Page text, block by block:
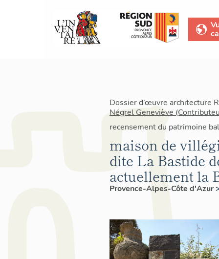
Dossier d’œuvre architecture
Négrel Geneviève
recensement du patrimoine
maison de
dite La Bastide
actuellement la
Provence-Alpes-Côte d'Azur